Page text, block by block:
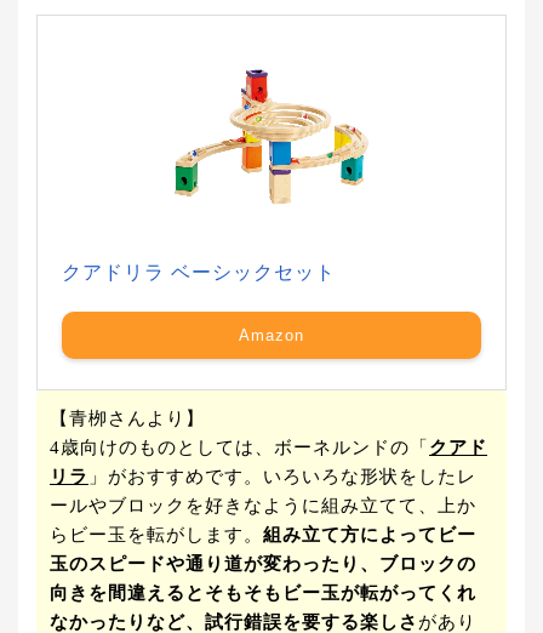
クアドリラ ベーシックセット
Amazon
【青栁さんより】
4歳向けのものとしては、ボーネルンドの「クアド
リラ 」がおすすめです。いろいろな形状をしたレ
ールやブロックを好きなように組み立てて、上か
らビー玉を転がします。 組み立て方によってビー
玉のスピードや通り道が変わったり、ブロックの
向きを間違えるとそもそもビー玉が転がってくれ
なかったりなど、試行錯誤を要する楽しさ があり